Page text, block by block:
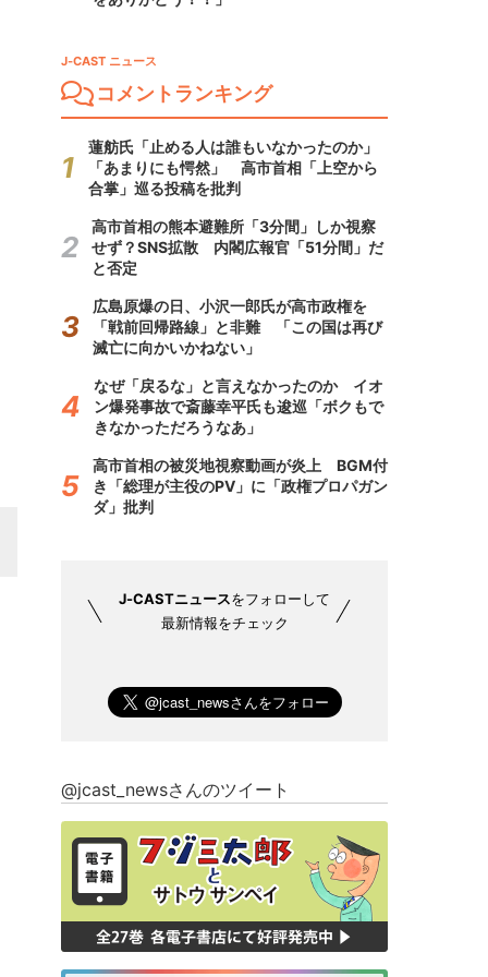
J-CAST ニュース
コメントランキング
蓮舫氏「止める人は誰もいなかったのか」
「あまりにも愕然」 高市首相「上空から
合掌」巡る投稿を批判
高市首相の熊本避難所「3分間」しか視察
せず？SNS拡散 内閣広報官「51分間」だ
と否定
広島原爆の日、小沢一郎氏が高市政権を
「戦前回帰路線」と非難 「この国は再び
滅亡に向かいかねない」
なぜ「戻るな」と言えなかったのか イオ
ン爆発事故で斎藤幸平氏も逡巡「ボクもで
きなかっただろうなあ」
高市首相の被災地視察動画が炎上 BGM付
き「総理が主役のPV」に「政権プロパガン
ダ」批判
J-CASTニュースをフォローして
最新情報をチェック
@jcast_newsさんのツイート